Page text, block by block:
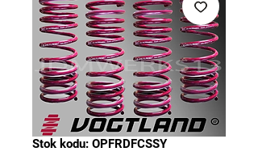
Stok kodu: OPFRDFCSSY